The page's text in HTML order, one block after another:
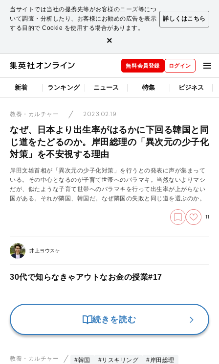
当サイトでは当社の提携先等がお客様のニーズ等につ
いて調査・分析したり、お客様にお勧めの広告を表示
する目的で Cookie を使用する場合があります。
詳しくはこちら
×
無料会員登録 ログイン
新着 ランキング ニュース 特集 ビジネス
教養・カルチャー 2023.02.19
なぜ、日本より出生率がはるかに下回る韓国と同
じ道をたどるのか。岸田総理の「異次元の少子化
対策」を不安視する理由
岸田文雄首相が「異次元の少子化対策」を行うとの発表に声が集まって
いる。その中心となるのが子育て世帯へのバラマキ。当然ないよりマシ
だが、似たような子育て世帯へのバラマキを行って出生率が上がらない
国がある。それが隣国、韓国だ。なぜ隣国の失敗と同じ道を選ぶのか。
11
井上ヨウスケ
30代で知らなきゃアウトなお金の授業#17
続きを読む
教養・カルチャー #韓国 #リスキリング
#岸田総理